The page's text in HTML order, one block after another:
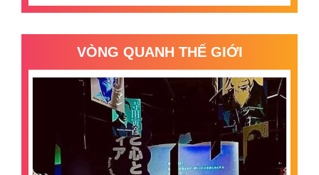
VÒNG QUANH THẾ GIỚI